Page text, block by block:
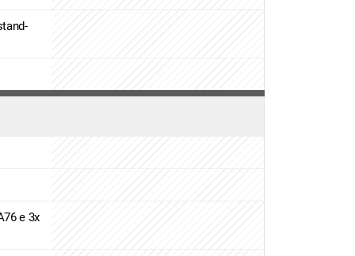
e 3x